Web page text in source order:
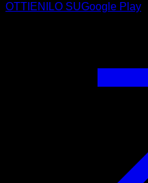
OTTIENILO SUGoogle Play